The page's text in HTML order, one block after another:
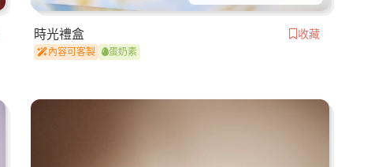
時光禮盒 收藏
內容可客製 蛋奶素